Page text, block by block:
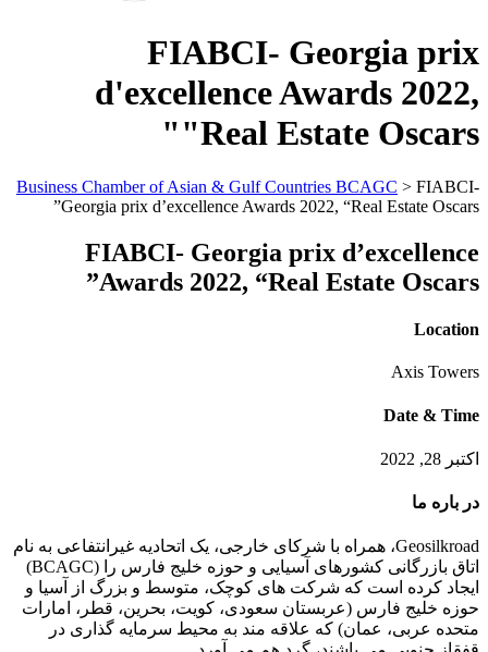
FIABCI- Georgia prix
d'excellence Awards 2022,
"Real Estate Oscars"
Business Chamber of Asian & Gulf Countries BCAGC > FIABCI-
Georgia prix d’excellence Awards 2022, “Real Estate Oscars”
FIABCI- Georgia prix d’excellence
Awards 2022, “Real Estate Oscars”
Location
Axis Towers
Date & Time
اکتبر 28, 2022
در باره ما
Geosilkroad، همراه با شرکای خارجی، یک اتحادیه غیرانتفاعی به نام
اتاق بازرگانی کشورهای آسیایی و حوزه خلیج فارس را (BCAGC)
ایجاد کرده است که شرکت های کوچک، متوسط و بزرگ از آسیا و
حوزه خلیج فارس (عربستان سعودی، کویت، بحرین، قطر، امارات
متحده عربی، عمان) که علاقه مند به محیط سرمایه گذاری در